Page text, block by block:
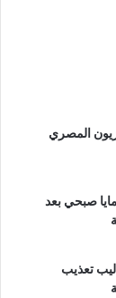
المصري
صبحي بعد
تعذيب